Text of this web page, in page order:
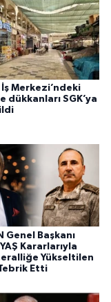
Merkezi’ndeki
dükkanları SGK’ya
Genel Başkanı
Kararlarıyla
Yükseltilen
Etti